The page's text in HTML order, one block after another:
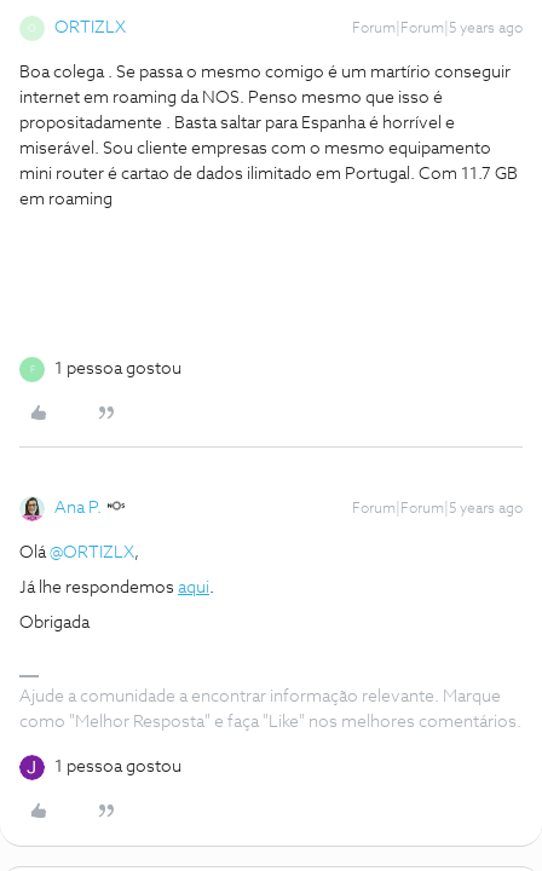
ORTIZLX Forum|Forum|5 years ago
Boa colega . Se passa o mesmo comigo é um martírio conseguir
internet em roaming da NOS. Penso mesmo que isso é
propositadamente . Basta saltar para Espanha é horrível e
miserável. Sou cliente empresas com o mesmo equipamento
mini router é cartao de dados ilimitado em Portugal. Com 11.7 GB
em roaming
F 1 pessoa gostou
Ana P. Forum|Forum|5 years ago
Olá@ORTIZLX,
Já lhe respondemos aqui.
Obrigada
Ajude a comunidade a encontrar informação relevante. Marque
como "Melhor Resposta" e faça "Like" nos melhores comentários.
1 pessoa gostou